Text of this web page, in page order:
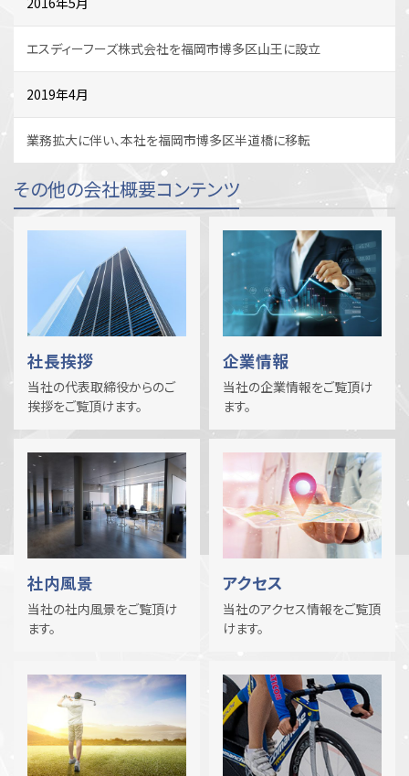
エスディーフーズ株式会社を福岡市博多区山王に設立
2019年4月
業務拡大に伴い、本社を福岡市博多区半道橋に移転
その他の会社概要コンテンツ
社長挨拶
当社の代表取締役からのご
挨拶をご覧頂けます。
企業情報
当社の企業情報をご覧頂け
ます。
社内風景
当社の社内風景をご覧頂け
ます。
アクセス
当社のアクセス情報をご覧頂
けます。